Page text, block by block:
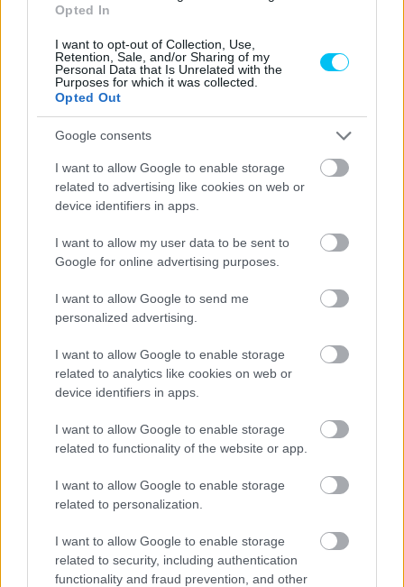
Opted In
I want to opt-out of Collection, Use,
Retention, Sale, and/or Sharing of my
Personal Data that Is Unrelated with the
Purposes for which it was collected.
Opted Out
Google consents
I want to allow Google to enable storage
related to advertising like cookies on web or
device identifiers in apps.
I want to allow my user data to be sent to
Google for online advertising purposes.
I want to allow Google to send me
personalized advertising.
I want to allow Google to enable storage
related to analytics like cookies on web or
device identifiers in apps.
I want to allow Google to enable storage
related to functionality of the website or app.
I want to allow Google to enable storage
related to personalization.
I want to allow Google to enable storage
related to security, including authentication
functionality and fraud prevention, and other